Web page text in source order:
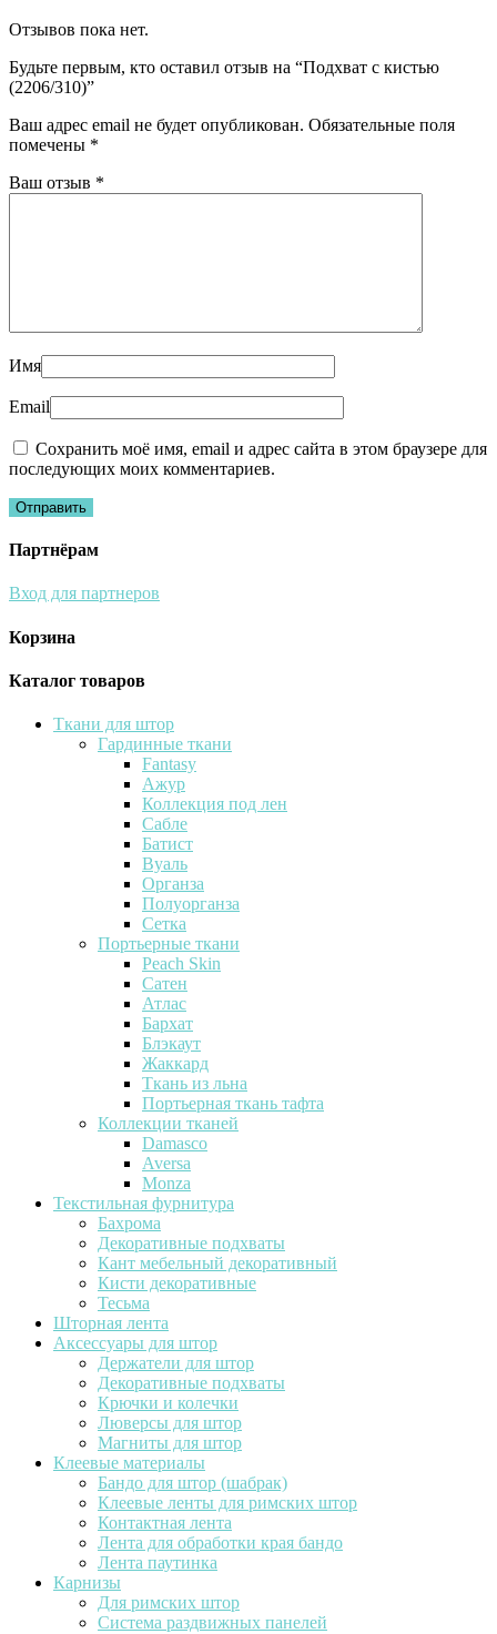
Отзывов пока нет.
Будьте первым, кто оставил отзыв на “Подхват с кистью
(2206/310)”
Ваш адрес email не будет опубликован. Обязательные поля
помечены *
Ваш отзыв *
Имя
Email
Сохранить моё имя, email и адрес сайта в этом браузере для
последующих моих комментариев.
Партнёрам
Вход для партнеров
Корзина
Каталог товаров
Ткани для штор
Гардинные ткани
Fantasy
Ажур
Коллекция под лен
Сабле
Батист
Вуаль
Органза
Полуорганза
Сетка
Портьерные ткани
Peach Skin
Сатен
Атлас
Бархат
Блэкаут
Жаккард
Ткань из льна
Портьерная ткань тафта
Коллекции тканей
Damasco
Aversa
Monza
Текстильная фурнитура
Бахрома
Декоративные подхваты
Кант мебельный декоративный
Кисти декоративные
Тесьма
Шторная лента
Аксессуары для штор
Держатели для штор
Декоративные подхваты
Крючки и колечки
Люверсы для штор
Магниты для штор
Клеевые материалы
Бандо для штор (шабрак)
Клеевые ленты для римских штор
Контактная лента
Лента для обработки края бандо
Лента паутинка
Карнизы
Для римских штор
Система раздвижных панелей